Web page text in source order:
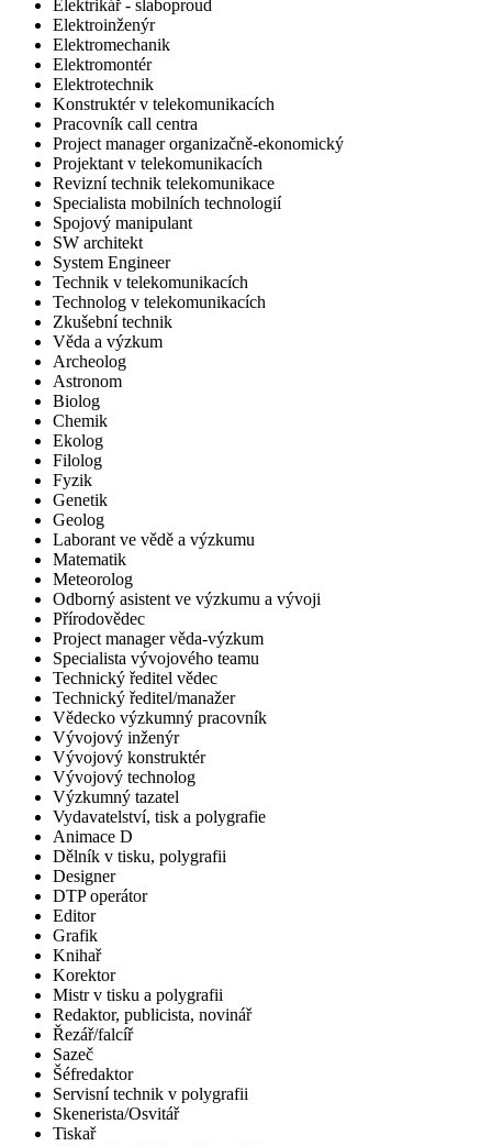
Elektrikář - slaboproud
Elektroinženýr
Elektromechanik
Elektromontér
Elektrotechnik
Konstruktér v telekomunikacích
Pracovník call centra
Project manager organizačně-ekonomický
Projektant v telekomunikacích
Revizní technik telekomunikace
Specialista mobilních technologií
Spojový manipulant
SW architekt
System Engineer
Technik v telekomunikacích
Technolog v telekomunikacích
Zkušební technik
Věda a výzkum
Archeolog
Astronom
Biolog
Chemik
Ekolog
Filolog
Fyzik
Genetik
Geolog
Laborant ve vědě a výzkumu
Matematik
Meteorolog
Odborný asistent ve výzkumu a vývoji
Přírodovědec
Project manager věda-výzkum
Specialista vývojového teamu
Technický ředitel vědec
Technický ředitel/manažer
Vědecko výzkumný pracovník
Vývojový inženýr
Vývojový konstruktér
Vývojový technolog
Výzkumný tazatel
Vydavatelství, tisk a polygrafie
Animace D
Dělník v tisku, polygrafii
Designer
DTP operátor
Editor
Grafik
Knihař
Korektor
Mistr v tisku a polygrafii
Redaktor, publicista, novinář
Řezář/falcíř
Sazeč
Šéfredaktor
Servisní technik v polygrafii
Skenerista/Osvitář
Tiskař